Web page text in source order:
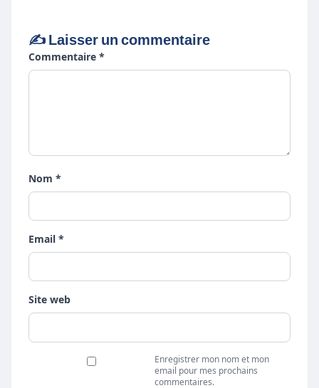
✍️ Laisser un commentaire
Commentaire *
Nom *
Email *
Site web
Enregistrer mon nom et mon
email pour mes prochains
commentaires.